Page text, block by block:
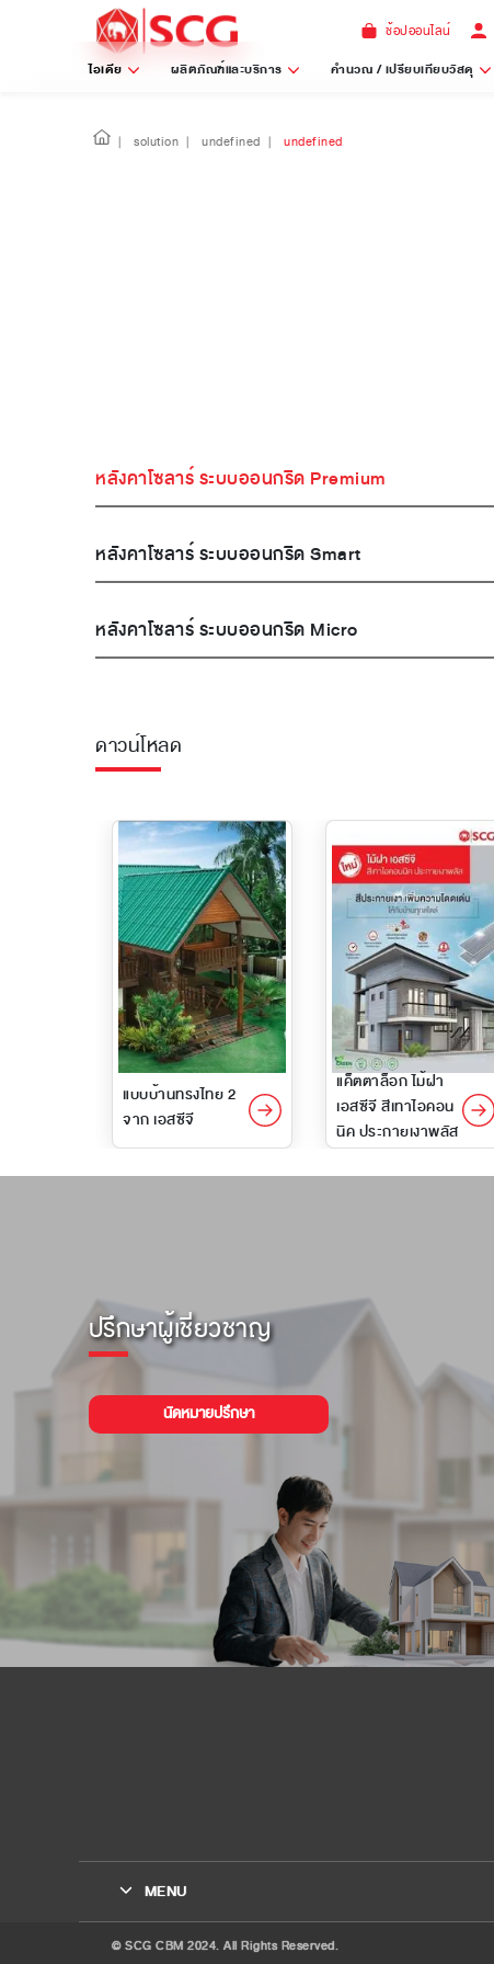
ช้อปออนไลน์
ไอเดีย ผลิตภัณฑ์และบริการ คำนวณ / เปรียบเทียบวัสดุ
| solution | undefined | undefined
หลังคาโซลาร์ ระบบออนกริด Premium
หลังคาโซลาร์ ระบบออนกริด Smart
หลังคาโซลาร์ ระบบออนกริด Micro
ดาวน์โหลด
แบบบ้านทรงไทย 2
จาก เอสซีจี
แค็ตตาล็อก ไม้ฝา
เอสซีจี สีเทาไอคอน
นิค ประกายเงาพลัส
ปรึกษาผู้เชี่ยวชาญ
นัดหมายปรึกษา
MENU
© SCG CBM 2024. All Rights Reserved.